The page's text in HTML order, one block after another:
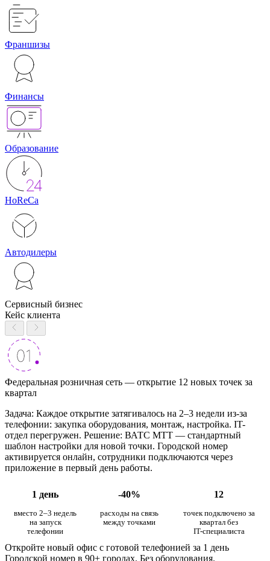
Франшизы
Финансы
Образование
HoReCa
Автодилеры
Сервисный бизнес
Кейс клиента
Федеральная розничная сеть — открытие 12 новых точек за
квартал
Задача: Каждое открытие затягивалось на 2–3 недели из-за
телефонии: закупка оборудования, монтаж, настройка. IT-
отдел перегружен. Решение: ВАТС МТТ — стандартный
шаблон настройки для новой точки. Городской номер
активируется онлайн, сотрудники подключаются через
приложение в первый день работы.
1 день -40% 12
вместо 2–3 недель
на запуск
телефонии
расходы на связь
между точками
точек подключено за
квартал без
IT-специалиста
Откройте новый офис с готовой телефонией за 1 день
Городской номер в 90+ городах. Без оборудования.